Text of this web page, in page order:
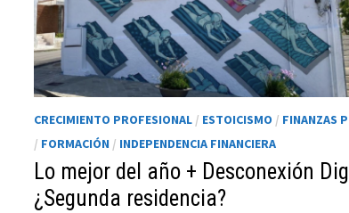
CRECIMIENTO PROFESIONAL / ESTOICISMO / FINANZAS
/ FORMACIÓN / INDEPENDENCIA FINANCIERA
Lo mejor del año + Desconexión
¿Segunda residencia?
Necesarias